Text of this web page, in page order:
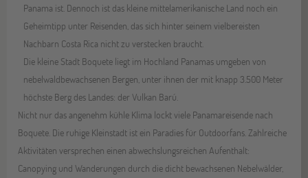
Panama ist. Dennoch ist das kleine mittelamerikanische Land noch ein
Geheimtipp unter Reisenden, das sich hinter seinem vielbereisten
Nachbarn Costa Rica nicht zu verstecken braucht.
Die kleine Stadt Boquete liegt im Hochland Panamas umgeben von
nebelwaldbewachsenen Bergen, unter ihnen der mit knapp 3.500 Meter
höchste Berg des Landes: der Vulkan Barú.
Nicht nur das angenehm kühle Klima lockt viele Panamareisende nach
Boquete. Die ruhige Kleinstadt ist ein Paradies für Outdoorfans. Zahlreiche
Aktivitäten versprechen einen abwechslungsreichen Aufenthalt:
Canopying und Wanderungen durch die dicht bewachsenen Nebelwälder,